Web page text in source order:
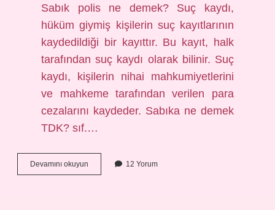
Sabık polis ne demek? Suç kaydı,
hüküm giymiş kişilerin suç kayıtlarının
kaydedildiği bir kayıttır. Bu kayıt, halk
tarafından suç kaydı olarak bilinir. Suç
kaydı, kişilerin nihai mahkumiyetlerini
ve mahkeme tarafından verilen para
cezalarını kaydeder. Sabıka ne demek
TDK? sıf.…
Devamını okuyun
Memur
12 Yorum